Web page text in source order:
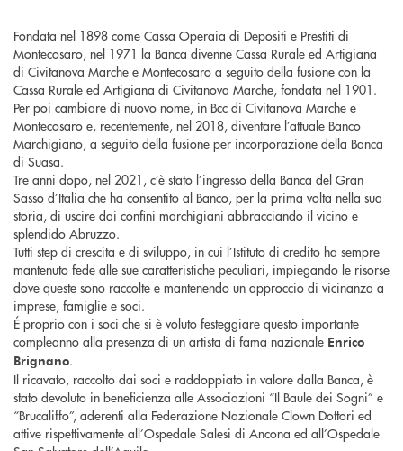
Fondata nel 1898 come Cassa Operaia di Depositi e Prestiti di
Montecosaro, nel 1971 la Banca divenne Cassa Rurale ed Artigiana
di Civitanova Marche e Montecosaro a seguito della fusione con la
Cassa Rurale ed Artigiana di Civitanova Marche, fondata nel 1901.
Per poi cambiare di nuovo nome, in Bcc di Civitanova Marche e
Montecosaro e, recentemente, nel 2018, diventare l’attuale Banco
Marchigiano, a seguito della fusione per incorporazione della Banca
di Suasa.
Tre anni dopo, nel 2021, c’è stato l’ingresso della Banca del Gran
Sasso d’Italia che ha consentito al Banco, per la prima volta nella sua
storia, di uscire dai confini marchigiani abbracciando il vicino e
splendido Abruzzo.
Tutti step di crescita e di sviluppo, in cui l’Istituto di credito ha sempre
mantenuto fede alle sue caratteristiche peculiari, impiegando le risorse
dove queste sono raccolte e mantenendo un approccio di vicinanza a
imprese, famiglie e soci.
É proprio con i soci che si è voluto festeggiare questo importante
compleanno alla presenza di un artista di fama nazionale Enrico
Brignano.
Il ricavato, raccolto dai soci e raddoppiato in valore dalla Banca, è
stato devoluto in beneficienza alle Associazioni “Il Baule dei Sogni” e
“Brucaliffo”, aderenti alla Federazione Nazionale Clown Dottori ed
attive rispettivamente all’Ospedale Salesi di Ancona ed all’Ospedale